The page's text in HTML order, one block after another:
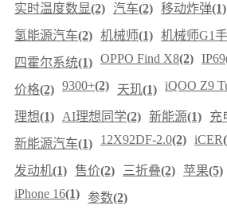
实时温度数显(2) 汽车(2) 移动炸弹(1)
氢能源汽车(2) 机械师(1) 机械师G1
四霍尔系统(1) OPPO Find X8(2) IP69
价格(2) 9300+(2) 天玑(1) iQOO Z9
理想(1) AI理想同学(2) 新能源(1) 充
新能源汽车(1) 12X92DF-2.0(2) iCER
发动机(1) 售价(2) 三折叠(2) 苹果(5)
iPhone 16(1) 参数(2)